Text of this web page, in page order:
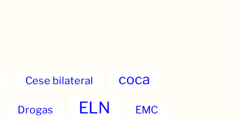
Cese bilateral coca
Drogas ELN EMC